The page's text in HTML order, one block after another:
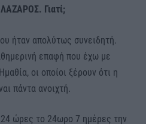
Γιατί;
ήταν απολύτως συνειδητή.
επαφή που έχω με
οι οποίοι ξέρουν ότι η
πάντα ανοιχτή.
24 ώρες το 24ωρο 7 ημέρες την